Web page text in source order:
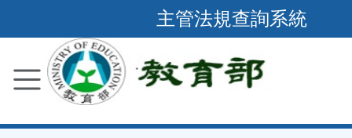
到
要
容
主管法規查詢系統